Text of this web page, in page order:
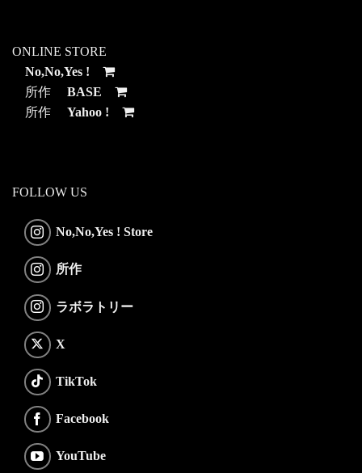
ONLINE STORE
No,No,Yes !
所作 BASE
所作 Yahoo !
FOLLOW US
No,No,Yes ! Store
所作
ラボラトリー
X
TikTok
Facebook
YouTube